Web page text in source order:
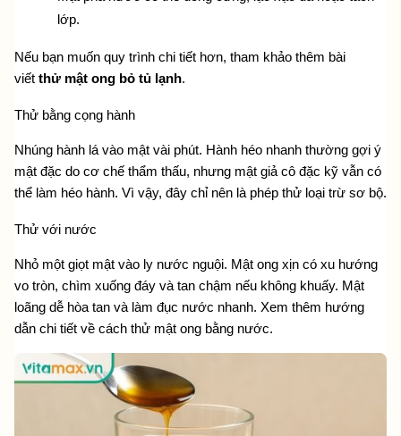
lớp.
Nếu bạn muốn quy trình chi tiết hơn, tham khảo thêm bài
viết thử mật ong bỏ tủ lạnh.
Thử bằng cọng hành
Nhúng hành lá vào mật vài phút. Hành héo nhanh thường gợi ý
mật đặc do cơ chế thẩm thấu, nhưng mật giả cô đặc kỹ vẫn có
thể làm héo hành. Vì vậy, đây chỉ nên là phép thử loại trừ sơ bộ.
Thử với nước
Nhỏ một giọt mật vào ly nước nguội. Mật ong xịn có xu hướng
vo tròn, chìm xuống đáy và tan chậm nếu không khuấy. Mật
loãng dễ hòa tan và làm đục nước nhanh. Xem thêm hướng
dẫn chi tiết về cách thử mật ong bằng nước.